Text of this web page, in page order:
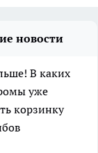
новости
В каких
уже
корзинку